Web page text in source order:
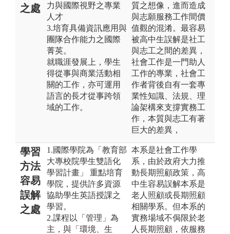
之處
力與國際視野之專業
人才
3.培育具備資訊應用與
團隊合作能力之國際
菁英。
就職涯發展上，學生
得從事與商業活動相
關的工作，亦可運用
語言的長才從事跨領
域的工作。
質之想像，進而造成
與志願服務工作間價
值觀的混淆。最容易
被高中生誤解是社工
與志工之間的差異，
社會工作是一門助人
工作的專業，社會工
作者背後自有一套專
業性知識、法規、理
論架構來支撐實務工
作，本質與志工有著
巨大的差異，
學習
方法
容易
誤解
之處
1.國際學院為「教育部
大專校院學生雙語化
學習計畫」 重點培育
學院，提供許多資源
協助學生英語授課之
學習。
2.課程以「管理」為
主，與「環境、生
本系是社會工作學
系，由於政府大力推
動長期照顧政策，高
中生容易誤解本系是
老人照顧或長期照顧
相關學系。但本系的
實務場域不侷限於老
人長期照顧，依服務